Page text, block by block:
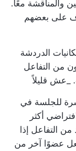
والمناقشة معًا.
على بعضهم
الدردشة
من التفاعل
_عش قليلاً
للجلسة في
أكثر
التفاعل إذا
عضوًا آخر من